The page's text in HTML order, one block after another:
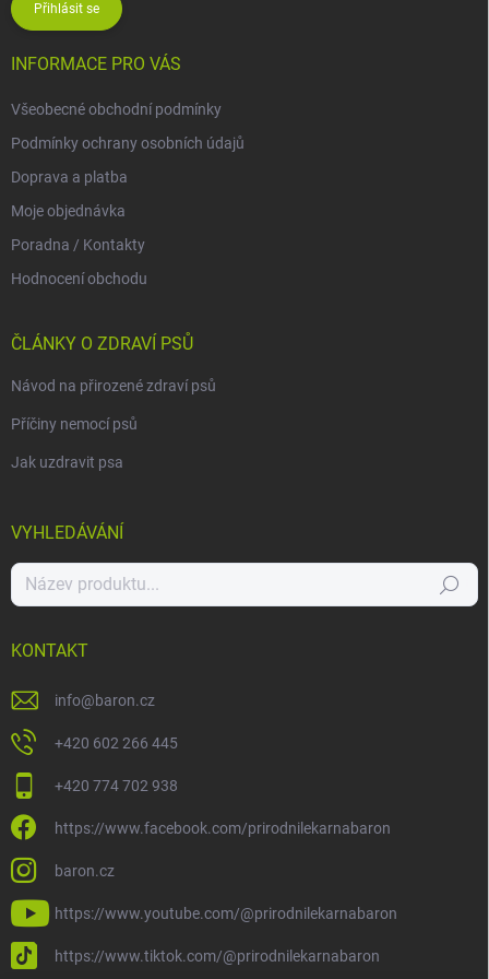
Přihlásit se
INFORMACE PRO VÁS
Všeobecné obchodní podmínky
Podmínky ochrany osobních údajů
Doprava a platba
Moje objednávka
Poradna / Kontakty
Hodnocení obchodu
ČLÁNKY O ZDRAVÍ PSŮ
Návod na přirozené zdraví psů
Příčiny nemocí psů
Jak uzdravit psa
VYHLEDÁVÁNÍ
Hledat
KONTAKT
info@baron.cz
+420 602 266 445
+420 774 702 938
https://www.facebook.com/prirodnilekarnabaron
baron.cz
https://www.youtube.com/@prirodnilekarnabaron
https://www.tiktok.com/@prirodnilekarnabaron